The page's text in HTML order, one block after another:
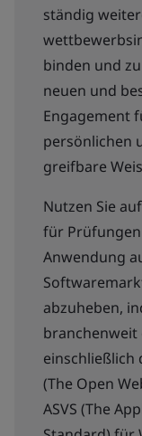
ständig
binden und
neuen und
Engagement
persönlichen
greifbare
Nutzen Sie
für
Anwendung
abzuheben,
branchenweit
einschließlich
(The Open
ASVS (The